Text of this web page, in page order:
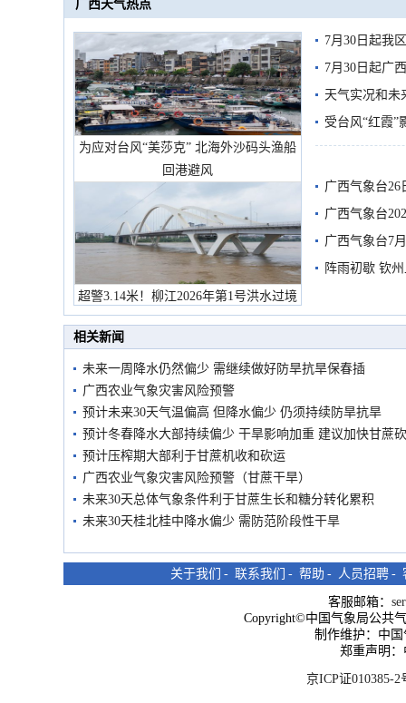
广西天气热点
为应对台风“美莎克” 北海外沙码头渔船
回港避风
超警3.14米！柳江2026年第1号洪水过境
市民在堤岸见证汛况
7月30日起我
7月30日起广
天气实况和未
受台风“红霞”
有较强降雨
广西气象台26
广西气象台
预警
广西气象台7
阵雨初歇 钦
相关新闻
未来一周降水仍然偏少 需继续做好防旱抗旱保春插
广西农业气象灾害风险预警
预计未来30天气温偏高 但降水偏少 仍须持续防旱抗旱
预计冬春降水大部持续偏少 干旱影响加重 建议加快甘蔗
预计压榨期大部利于甘蔗机收和砍运
广西农业气象灾害风险预警（甘蔗干旱）
未来30天总体气象条件利于甘蔗生长和糖分转化累积
未来30天桂北桂中降水偏少 需防范阶段性干旱
关于我们 - 联系我们 - 帮助 - 人员招聘 -
客服邮箱：
Copyright©中国气象局公共
制作维护：中
郑重声明
京ICP证010385-2